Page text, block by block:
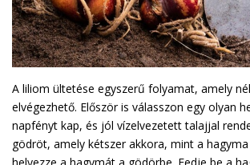
A liliom ültetése egyszerű folyamat, amely
elvégezhető. Először is válasszon egy olyan
napfényt kap, és jól vízelvezetett talajjal
gödröt, amely kétszer akkora, mint a